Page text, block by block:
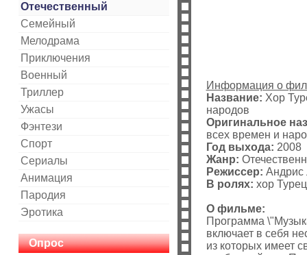
Отечественный
Cемейный
Мелодрама
Приключения
Военный
Триллер
Ужасы
Фэнтези
Спорт
Сериалы
Анимация
Пародия
Эротика
Опрос
Информация о
Название: Хор
народов
Оригинальное
всех времен и
Год выхода: 2008
Жанр:
Режиссер: Андрис
В ролях: хор
О фильме:
Программа
включает в себя
из которых имеет